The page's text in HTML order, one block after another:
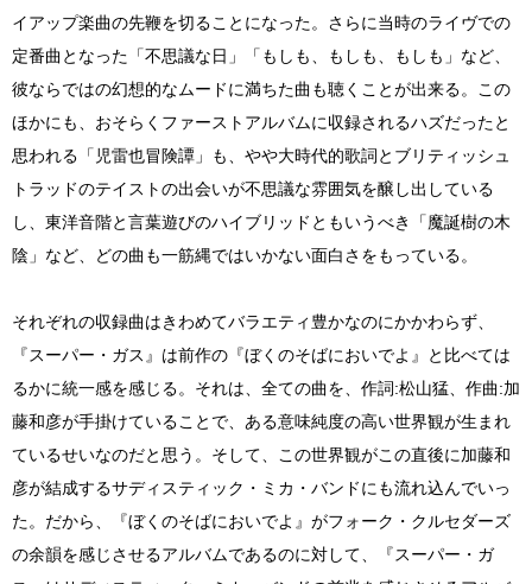
イアップ楽曲の先鞭を切ることになった。さらに当時のライヴでの
定番曲となった「不思議な日」「もしも、もしも、もしも」など、
彼ならではの幻想的なムードに満ちた曲も聴くことが出来る。この
ほかにも、おそらくファーストアルバムに収録されるハズだったと
思われる「児雷也冒険譚」も、やや大時代的歌詞とブリティッシュ
トラッドのテイストの出会いが不思議な雰囲気を醸し出している
し、東洋音階と言葉遊びのハイブリッドともいうべき「魔誕樹の木
陰」など、どの曲も一筋縄ではいかない面白さをもっている。
それぞれの収録曲はきわめてバラエティ豊かなのにかかわらず、
『スーパー・ガス』は前作の『ぼくのそばにおいでよ』と比べては
るかに統一感を感じる。それは、全ての曲を、作詞:松山猛、作曲:加
藤和彦が手掛けていることで、ある意味純度の高い世界観が生まれ
ているせいなのだと思う。そして、この世界観がこの直後に加藤和
彦が結成するサディスティック・ミカ・バンドにも流れ込んでいっ
た。だから、『ぼくのそばにおいでよ』がフォーク・クルセダーズ
の余韻を感じさせるアルバムであるのに対して、『スーパー・ガ